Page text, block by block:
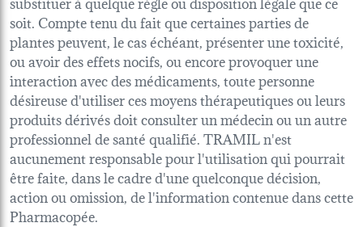
soit. Compte tenu du fait que certaines parties de
plantes peuvent, le cas échéant, présenter une toxicité,
ou avoir des effets nocifs, ou encore provoquer une
interaction avec des médicaments, toute personne
désireuse d'utiliser ces moyens thérapeutiques ou leurs
produits dérivés doit consulter un médecin ou un autre
professionnel de santé qualifié. TRAMIL n'est
aucunement responsable pour l'utilisation qui pourrait
être faite, dans le cadre d'une quelconque décision,
action ou omission, de l'information contenue dans cette
Pharmacopée.